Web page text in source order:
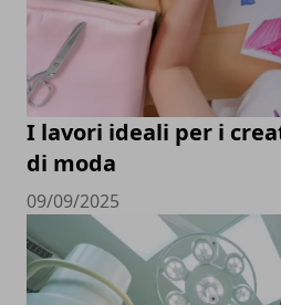
I lavori ideali per i
di moda
09/09/2025